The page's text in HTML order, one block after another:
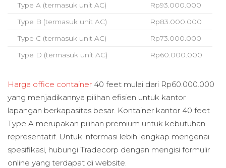
Type A (termasuk unit AC) Rp93.000.000
Type B (termasuk unit AC) Rp83.000.000
Type C (termasuk unit AC) Rp73.000.000
Type D (termasuk unit AC) Rp60.000.000
Harga office container 40 feet mulai dari Rp60.000.000
yang menjadikannya pilihan efisien untuk kantor
lapangan berkapasitas besar. Kontainer kantor 40 feet
Type A merupakan pilihan premium untuk kebutuhan
representatif. Untuk informasi lebih lengkap mengenai
spesifikasi, hubungi Tradecorp dengan mengisi formulir
online yang terdapat di website.